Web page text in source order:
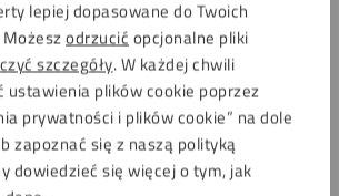
lepiej dopasowane do Twoich
odrzucić opcjonalne pliki
szczegóły. W każdej chwili
ustawienia plików cookie poprzez
prywatności i plików cookie” na dole
zapoznać się z naszą polityką
dowiedzieć się więcej o tym, jak
Nawet po długoletnim
swojego dobrego wyglądu, więc
jako:
praktyczne i odporne na
:Odporne na zarysowania i